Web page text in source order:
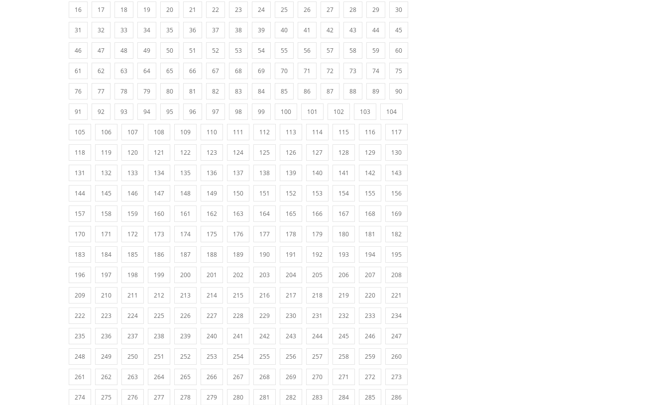
16 17 18 19 20 21 22 23 24 25 26 27 28 29 30
31 32 33 34 35 36 37 38 39 40 41 42 43 44 45
46 47 48 49 50 51 52 53 54 55 56 57 58 59 60
61 62 63 64 65 66 67 68 69 70 71 72 73 74 75
76 77 78 79 80 81 82 83 84 85 86 87 88 89 90
91 92 93 94 95 96 97 98 99 100 101 102 103 104
105 106 107 108 109 110 111 112 113 114 115 116 117
118 119 120 121 122 123 124 125 126 127 128 129 130
131 132 133 134 135 136 137 138 139 140 141 142 143
144 145 146 147 148 149 150 151 152 153 154 155 156
157 158 159 160 161 162 163 164 165 166 167 168 169
170 171 172 173 174 175 176 177 178 179 180 181 182
183 184 185 186 187 188 189 190 191 192 193 194 195
196 197 198 199 200 201 202 203 204 205 206 207 208
209 210 211 212 213 214 215 216 217 218 219 220 221
222 223 224 225 226 227 228 229 230 231 232 233 234
235 236 237 238 239 240 241 242 243 244 245 246 247
248 249 250 251 252 253 254 255 256 257 258 259 260
261 262 263 264 265 266 267 268 269 270 271 272 273
274 275 276 277 278 279 280 281 282 283 284 285 286